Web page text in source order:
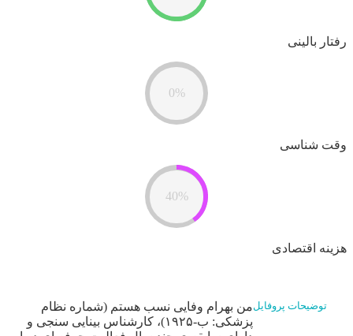
رفتار بالینی
0%
وقت شناسی
40%
هزینه اقتصادی
توضیحات پروفایلمن بهرام وفایی نسب هستم (شماره نظام
پزشکی: ب-۱۹۲۵)، کارشناس بینایی سنجی و